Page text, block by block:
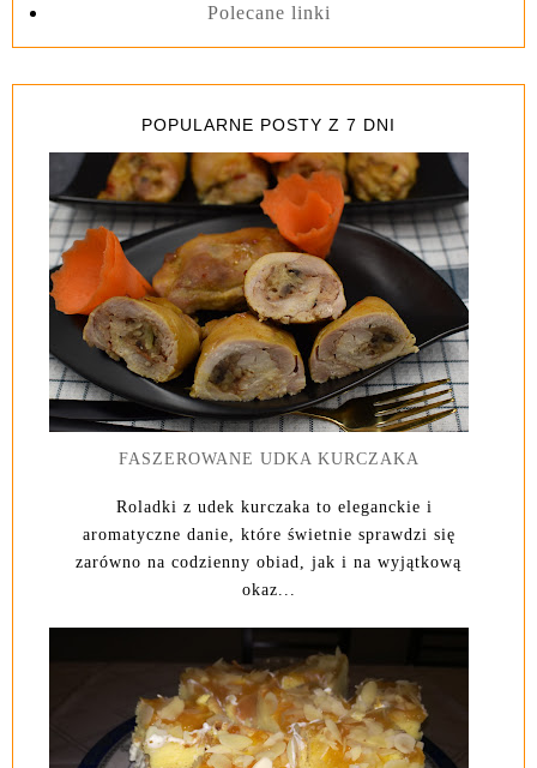
Polecane linki
POPULARNE POSTY Z 7 DNI
FASZEROWANE UDKA KURCZAKA
Roladki z udek kurczaka to eleganckie i
aromatyczne danie, które świetnie sprawdzi się
zarówno na codzienny obiad, jak i na wyjątkową
okaz...